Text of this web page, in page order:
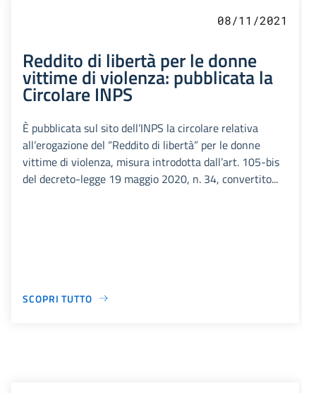
08/11/2021
Reddito di libertà per le donne
vittime di violenza: pubblicata la
Circolare INPS
È pubblicata sul sito dell’INPS la circolare relativa
all’erogazione del “Reddito di libertà” per le donne
vittime di violenza, misura introdotta dall’art. 105-bis
del decreto-legge 19 maggio 2020, n. 34, convertito...
SCOPRI TUTTO